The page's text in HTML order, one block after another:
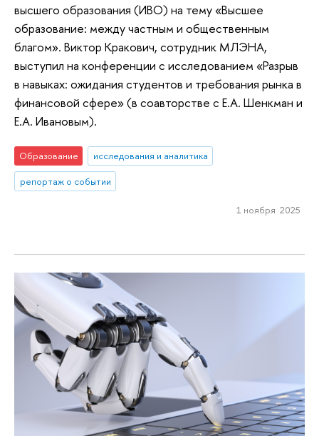
высшего образования (ИВО) на тему «Высшее
образование: между частным и общественным
благом». Виктор Кракович, сотрудник МЛЭНА,
выступил на конференции с исследованием «Разрыв
в навыках: ожидания студентов и требования рынка в
финансовой сфере» (в соавторстве с Е.А. Шенкман и
Е.А. Ивановым).
Образование
исследования и аналитика
репортаж о событии
1 ноября 2025